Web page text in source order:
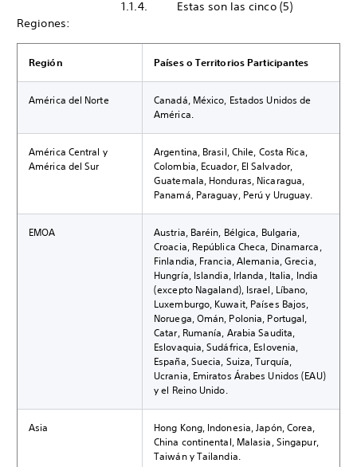
1.1.4. Estas son las cinco (5)
Regiones:
Región Países o Territorios Participantes
América del Norte
Canadá, México, Estados Unidos de
América.
América Central y
América del Sur
Argentina, Brasil, Chile, Costa Rica,
Colombia, Ecuador, El Salvador,
Guatemala, Honduras, Nicaragua,
Panamá, Paraguay, Perú y Uruguay.
EMOA
Austria, Baréin, Bélgica, Bulgaria,
Croacia, República Checa, Dinamarca,
Finlandia, Francia, Alemania, Grecia,
Hungría, Islandia, Irlanda, Italia, India
(excepto Nagaland), Israel, Líbano,
Luxemburgo, Kuwait, Países Bajos,
Noruega, Omán, Polonia, Portugal,
Catar, Rumanía, Arabia Saudita,
Eslovaquia, Sudáfrica, Eslovenia,
España, Suecia, Suiza, Turquía,
Ucrania, Emiratos Árabes Unidos (EAU)
y el Reino Unido.
Asia
Hong Kong, Indonesia, Japón, Corea,
China continental, Malasia, Singapur,
Taiwán y Tailandia.